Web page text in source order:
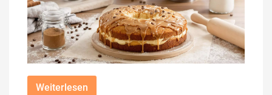
Weiterlesen